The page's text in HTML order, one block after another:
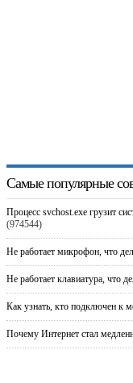
Самые популярные
Процесс svchost.exe грузит
(974544)
Не работает микрофон, что
Не работает клавиатура, что
Как узнать, кто подключен к
Почему Интернет стал